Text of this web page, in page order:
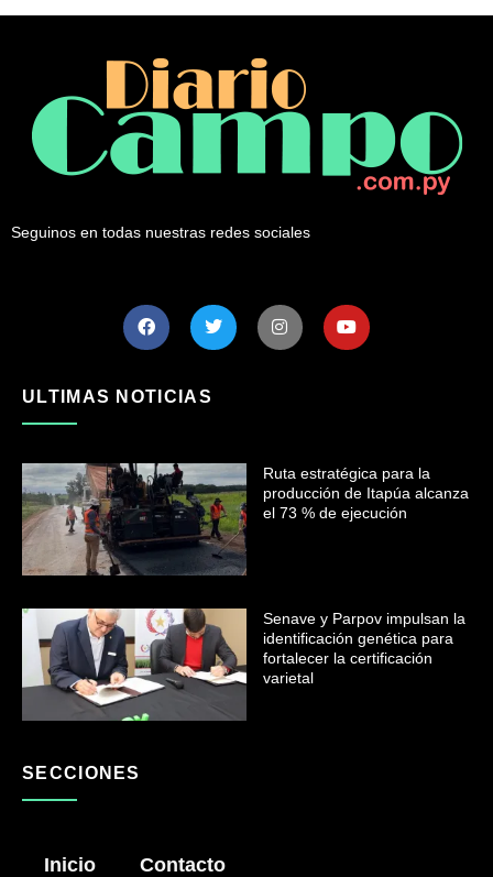
Seguinos en todas nuestras redes sociales
ULTIMAS NOTICIAS
Ruta estratégica para la
producción de Itapúa alcanza
el 73 % de ejecución
Senave y Parpov impulsan la
identificación genética para
fortalecer la certificación
varietal
SECCIONES
Inicio Contacto